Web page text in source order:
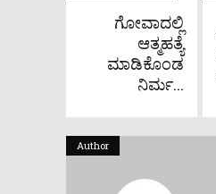
ಗೋವಾದಲ್ಲಿ
ಆತ್ಮಹತ್ಯೆ
ಮಾಡಿಕೊಂಡ
ನಿರ್ಮ...
Author